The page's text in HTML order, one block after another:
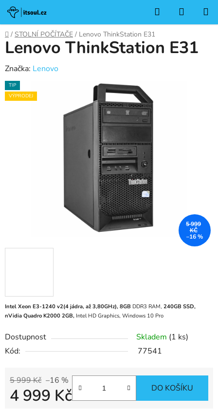
Přejít
na
obsah
Hledat
KOŠÍK
Domů
/ STOLNÍ POČÍTAČE / Lenovo ThinkStation E31
Intel Xeon E3-1240 v2(4 jádra, až 3,80GHz), 8GB DDR3 RAM, 240GB SSD,
nVidia Quadro K2000 2GB, Intel HD Graphics, Windows 10 Pro
Dostupnost Skladem (1 ks)
Kód:
77541
5 999 Kč –16 %
4 999 Kč DO KOŠÍKU
Lenovo ThinkStation E31
Značka: Lenovo
TIP
VÝPRODEJ
5 999
KČ
–16 %